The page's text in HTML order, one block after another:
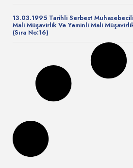
13.03.1995 Tarihli Serbest
Mali Müşavirlik Ve Yeminli Mali
(Sıra No:16)